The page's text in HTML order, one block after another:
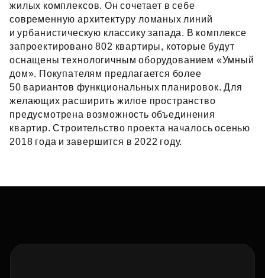
жилых комплексов. Он сочетает в себе
современную архитектуру ломаных линий
и урбанистическую классику запада. В комплексе
запроектировано 802 квартиры, которые будут
оснащены технологичным оборудованием «Умный
дом». Покупателям предлагается более
50 вариантов функциональных планировок. Для
желающих расширить жилое пространство
предусмотрена возможность объединения
квартир. Строительство проекта началось осенью
2018 года и завершится в 2022 году.